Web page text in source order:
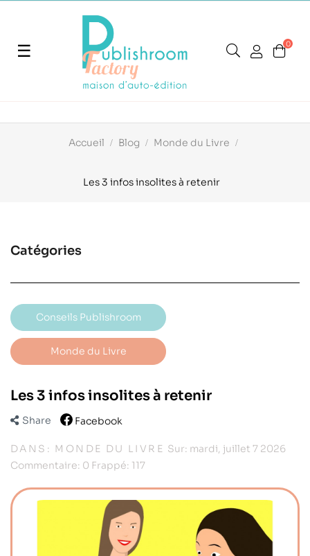
Basculer
navigation
☰ 0
Accueil Blog Monde du Livre
Les 3 infos insolites à retenir
Catégories
Conseils Publishroom
Monde du Livre
Les 3 infos insolites à retenir
Share Facebook
DANS: MONDE DU LIVRE Sur: mardi, juillet7 2026
Commentaire: 0 Frappé: 117